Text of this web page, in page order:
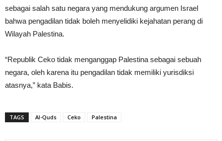
sebagai salah satu negara yang mendukung argumen Israel
bahwa pengadilan tidak boleh menyelidiki kejahatan perang di
Wilayah Palestina.
“Republik Ceko tidak menganggap Palestina sebagai sebuah
negara, oleh karena itu pengadilan tidak memiliki yurisdiksi
atasnya,” kata Babis.
TAGS Al-Quds Ceko Palestina